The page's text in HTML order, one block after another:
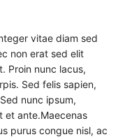
vitae diam sed
non erat sed elit
Proin nunc lacus,
Sed felis sapien,
nunc ipsum,
et ante.Maecenas
purus congue nisl, ac